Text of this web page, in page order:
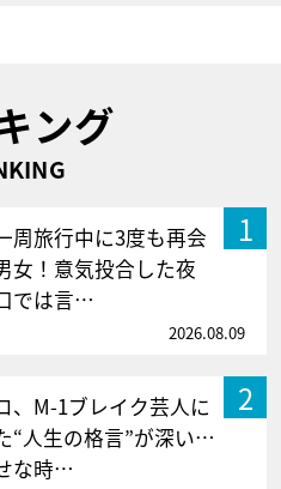
ング
1
周旅行中に3度も再会
女！意気投合した夜
では言…
2026.08.09
2
、M-1ブレイク芸人に
“人生の格言”が深い…
な時…